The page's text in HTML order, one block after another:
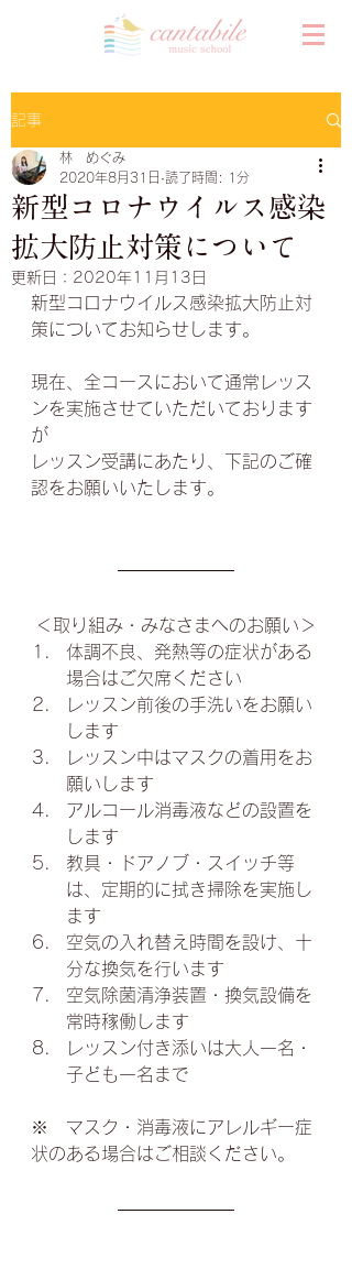
記事
新型コロナウイルス感染
拡大防止対策について
林 めぐみ
2020年8月31日 読了時間: 1分
更新日： 2020年11月13日
新型コロナウイルス感染拡大防止対
策についてお知らせします。
現在、全コースにおいて通常レッス
ンを実施させていただいております
が
レッスン受講にあたり、下記のご確
認をお願いいたします。
＜取り組み・みなさまへのお願い＞
体調不良、発熱等の症状がある
場合はご欠席ください
レッスン前後の手洗いをお願い
します
レッスン中はマスクの着用をお
願いします
アルコール消毒液などの設置を
します
教具・ドアノブ・スイッチ等
は、定期的に拭き掃除を実施し
ます
空気の入れ替え時間を設け、十
分な換気を行います
空気除菌清浄装置・換気設備を
常時稼働します
レッスン付き添いは大人一名・
子ども一名まで
※　マスク・消毒液にアレルギー症
状のある場合はご相談ください。